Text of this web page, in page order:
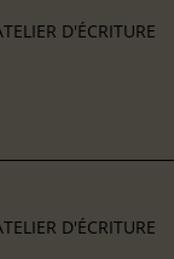
D'ÉCRITURE
D'ÉCRITURE